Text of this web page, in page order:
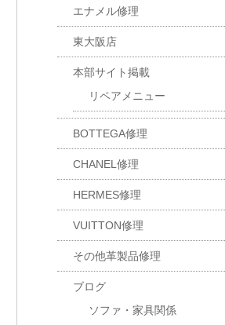
エナメル修理
東大阪店
本部サイト掲載
リペアメニュー
BOTTEGA修理
CHANEL修理
HERMES修理
VUITTON修理
その他革製品修理
ブログ
ソファ・家具関係